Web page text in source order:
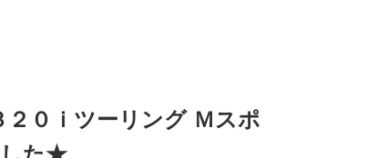
０ｉツーリング Ｍスポ